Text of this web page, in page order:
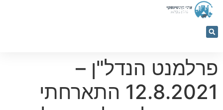
053-
5366884
פרלמנט הנדל"ן –
12.8.2021 התארחתי